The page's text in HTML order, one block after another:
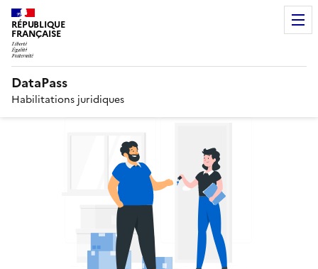
RÉPUBLIQUE
FRANÇAISE
DataPass
Habilitations juridiques